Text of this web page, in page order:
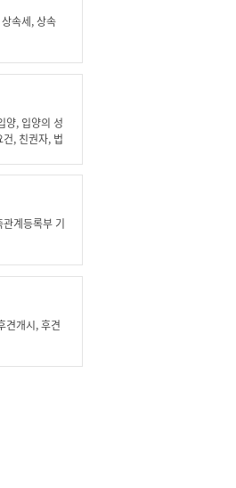
속세, 상속
양, 입양의 성
, 친권자, 법
정보의 제공,
의 무효, 입양
, 국제입양아
의 원인
계등록부 기
견개시, 후견